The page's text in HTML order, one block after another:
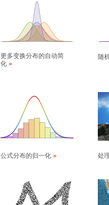
更多变换分布的自动简
化
随
公式分布的归一化 处